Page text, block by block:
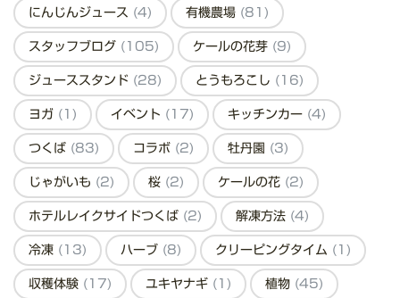
にんじんジュース (4) 有機農場 (81)
スタッフブログ (105) ケールの花芽 (9)
ジューススタンド (28) とうもろこし (16)
ヨガ (1) イベント (17) キッチンカー (4)
つくば (83) コラボ (2) 牡丹園 (3)
じゃがいも (2) 桜 (2) ケールの花 (2)
ホテルレイクサイドつくば (2) 解凍方法 (4)
冷凍 (13) ハーブ (8) クリーピングタイム (1)
収穫体験 (17) ユキヤナギ (1) 植物 (45)